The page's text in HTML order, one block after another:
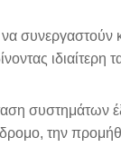
συνεργαστούν
ιδιαίτερη
συστημάτων
την